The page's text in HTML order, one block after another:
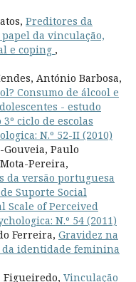
Preditores da
da vinculação,
e coping ,
António Barbosa,
Consumo de álcool e
- estudo
ciclo de escolas
N.º 52-II (2010)
Gouveia, Paulo
Pereira,
da versão portuguesa
Suporte Social
of Perceived
N.º 54 (2011)
Ferreira, Gravidez na
identidade feminina
Figueiredo, Vinculação